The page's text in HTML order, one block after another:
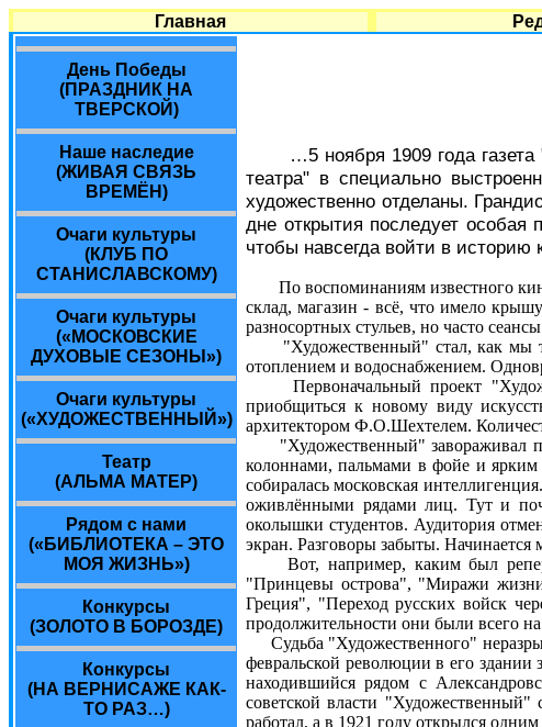
Главная
День Победы
(ПРАЗДНИК НА
ТВЕРСКОЙ)
Наше наследие
(ЖИВАЯ СВЯЗЬ
ВРЕМЁН)
Очаги культуры
(КЛУБ ПО
СТАНИСЛАВСКОМУ)
Очаги культуры
(«МОСКОВСКИЕ
ДУХОВЫЕ СЕЗОНЫ»)
Очаги культуры
(«ХУДОЖЕСТВЕННЫЙ»)
Театр
(АЛЬМА МАТЕР)
Рядом с нами
(«БИБЛИОТЕКА – ЭТО
МОЯ ЖИЗНЬ»)
Конкурсы
(ЗОЛОТО В БОРОЗДЕ)
Конкурсы
(НА ВЕРНИСАЖЕ КАК-
ТО РАЗ…)
…5 ноября 1909 года
театра" в специально
художественно отделаны.
дне открытия последует особая
чтобы навсегда войти в
По воспоминаниям известного
склад, магазин - всё, что имело
разносортных стульев, но часто
"Художественный" стал, как мы
отоплением и водоснабжением.
Первоначальный проект
приобщиться к новому виду
архитектором Ф.О.Шехтелем.
"Художественный" завораживал
колоннами, пальмами в фойе и ярким
собиралась московская
оживлёнными рядами лиц. Тут и
околышки студентов. Аудитория
экран. Разговоры забыты.
Вот, например, каким был
"Принцевы острова", "Миражи
Греция", "Переход русских войск
продолжительности они были всего
Судьба "Художественного"
февральской революции в его
находившийся рядом с
советской власти
работал, а в 1921 году открылся